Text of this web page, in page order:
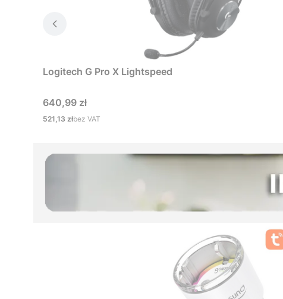
Logitech G Pro X Lightspeed
Cena
640,99 zł
Cena
521,13 złbez VAT